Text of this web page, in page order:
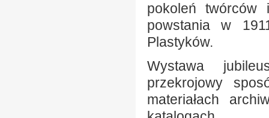
pokoleń
powstania w
Plastyków.
Wystawa
przekrojowy
materiałach